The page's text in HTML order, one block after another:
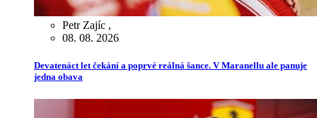
Petr Zajíc ,
08. 08. 2026
Devatenáct let čekání a poprvé reálná šance. V Maranellu ale panuje
jedna obava